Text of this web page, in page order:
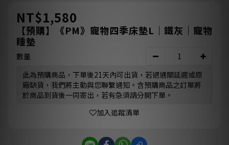
NT$1,580
【預購】《PM》寵物四季床墊L｜鐵灰｜寵物
睡墊
數量
此為預購商品，下單後21天內可出貨，若遇通關延遲或原
廠缺貨，我們將主動與您聯繫通知。含預購商品之訂單將
於商品到貨後一同寄出，若有急須請分開下單。
加入追蹤清單